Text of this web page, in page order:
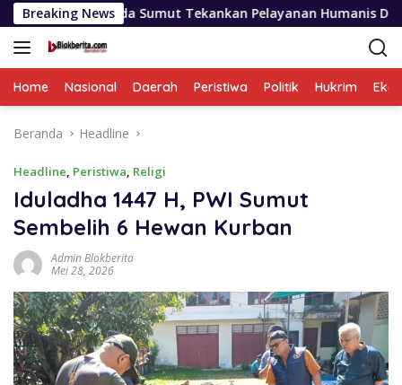
Langsung
ke
konten
Breaking News
Sumut Tekankan Pelayanan Humanis Dan Penambahan
Home Nasional Daerah Peristiwa Politik Hukrim
Beranda Headline
Headline, Peristiwa, Religi
Iduladha 1447 H, PWI Sumut
Sembelih 6 Hewan Kurban
Admin Blokberita
Mei 28, 2026